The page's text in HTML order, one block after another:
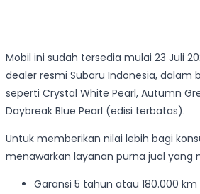
Mobil ini sudah tersedia mulai 23 Juli
dealer resmi Subaru Indonesia, dalam
seperti Crystal White Pearl, Autumn
Daybreak Blue Pearl (edisi terbatas).
Untuk memberikan nilai lebih bagi
menawarkan layanan purna jual yang
Garansi 5 tahun atau 180.000 km